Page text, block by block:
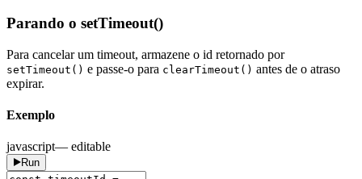
Parando o setTimeout()
Para cancelar um timeout, armazene o id retornado por
setTimeout() e passe-o para clearTimeout() antes de o atraso
expirar.
Exemplo
javascript— editable
Run